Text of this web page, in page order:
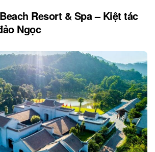
Resort & Spa – Kiệt tác
Ngọc